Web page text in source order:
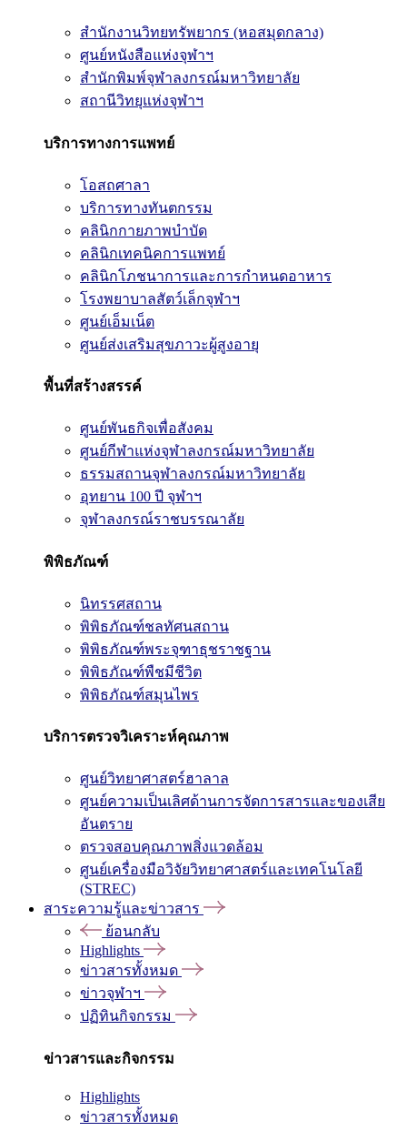
สำนักงานวิทยทรัพยากร (หอสมุดกลาง)
ศูนย์หนังสือแห่งจุฬาฯ
สำนักพิมพ์จุฬาลงกรณ์มหาวิทยาลัย
สถานีวิทยุแห่งจุฬาฯ
บริการทางการแพทย์
โอสถศาลา
บริการทางทันตกรรม
คลินิกกายภาพบำบัด
คลินิกเทคนิคการแพทย์
คลินิกโภชนาการและการกำหนดอาหาร
โรงพยาบาลสัตว์เล็กจุฬาฯ
ศูนย์เอ็มเน็ต
ศูนย์ส่งเสริมสุขภาวะผู้สูงอายุ
พื้นที่สร้างสรรค์
ศูนย์พันธกิจเพื่อสังคม
ศูนย์กีฬาแห่งจุฬาลงกรณ์มหาวิทยาลัย
ธรรมสถานจุฬาลงกรณ์มหาวิทยาลัย
อุทยาน 100 ปี จุฬาฯ
จุฬาลงกรณ์ราชบรรณาลัย
พิพิธภัณฑ์
นิทรรศสถาน
พิพิธภัณฑ์ชลทัศนสถาน
พิพิธภัณฑ์พระจุฑาธุชราชฐาน
พิพิธภัณฑ์พืชมีชีวิต
พิพิธภัณฑ์สมุนไพร
บริการตรวจวิเคราะห์คุณภาพ
ศูนย์วิทยาศาสตร์ฮาลาล
ศูนย์ความเป็นเลิศด้านการจัดการสารและของเสีย
อันตราย
ตรวจสอบคุณภาพสิ่งแวดล้อม
ศูนย์เครื่องมือวิจัยวิทยาศาสตร์และเทคโนโลยี
(STREC)
สาระความรู้และข่าวสาร
ย้อนกลับ
Highlights
ข่าวสารทั้งหมด
ข่าวจุฬาฯ
ปฏิทินกิจกรรม
ข่าวสารและกิจกรรม
Highlights
ข่าวสารทั้งหมด